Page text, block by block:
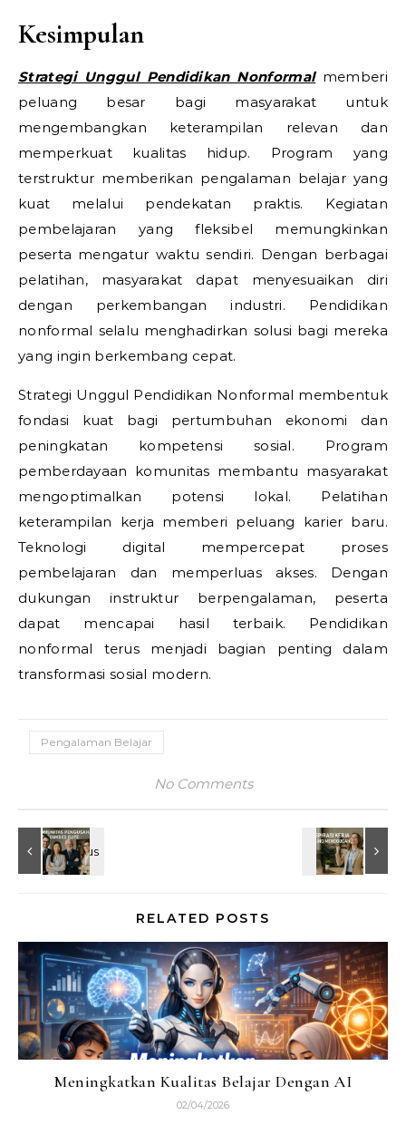
Kesimpulan
Strategi Unggul Pendidikan Nonformalmemberi
peluang besar bagi masyarakat untuk
mengembangkan keterampilan relevan dan
memperkuat kualitas hidup. Program yang
terstruktur memberikan pengalaman belajar yang
kuat melalui pendekatan praktis. Kegiatan
pembelajaran yang fleksibel memungkinkan
peserta mengatur waktu sendiri. Dengan berbagai
pelatihan, masyarakat dapat menyesuaikan diri
dengan perkembangan industri. Pendidikan
nonformal selalu menghadirkan solusi bagi mereka
yang ingin berkembang cepat.
Strategi Unggul Pendidikan Nonformal membentuk
fondasi kuat bagi pertumbuhan ekonomi dan
peningkatan kompetensi sosial. Program
pemberdayaan komunitas membantu masyarakat
mengoptimalkan potensi lokal. Pelatihan
keterampilan kerja memberi peluang karier baru.
Teknologi digital mempercepat proses
pembelajaran dan memperluas akses. Dengan
dukungan instruktur berpengalaman, peserta
dapat mencapai hasil terbaik. Pendidikan
nonformal terus menjadi bagian penting dalam
transformasi sosial modern.
Pengalaman Belajar
No Comments
RELATED POSTS
Meningkatkan Kualitas Belajar Dengan AI
02/04/2026